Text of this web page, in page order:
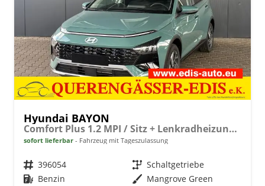
Hyundai BAYON
Comfort Plus 1.2 MPI / Sitz + Lenkradheizung PDC V&H Kamera LED Tempomat Keyless Alu 16"
sofort lieferbar Fahrzeug mit Tageszulassung
Fahrzeugnr. 396054 Getriebe Schaltgetriebe
Kraftstoff Benzin Außenfarbe Mangrove Green